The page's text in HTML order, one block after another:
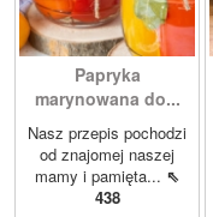
Papryka
marynowana do...
Nasz przepis pochodzi
od znajomej naszej
mamy i pamięta... ⇖
438